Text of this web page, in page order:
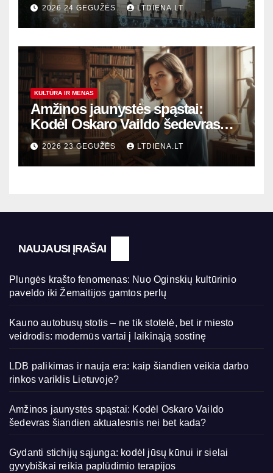
2026 24 GEGUŽĖS LTDIENA.LT
KULTŪRA IR MENAS
Amžinos jaunystės spąstai:
Kodėl Oskaro Vaildo šedevras
šiandien aktualesnis nei bet
kada?
2026 23 GEGUŽĖS LTDIENA.LT
NAUJAUSI ĮRAŠAI
Plungės krašto fenomenas: Nuo Oginskių kultūrinio
paveldo iki Žemaitijos gamtos perlų
Kauno autobusų stotis – ne tik stotelė, bet ir miesto
veidrodis: modernūs vartai į laikinąją sostinę
LDB palikimas ir nauja era: kaip šiandien veikia darbo
rinkos variklis Lietuvoje?
Amžinos jaunystės spąstai: Kodėl Oskaro Vaildo
šedevras šiandien aktualesnis nei bet kada?
Gydanti stichijų sąjunga: kodėl jūsų kūnui ir sielai
gyvybiškai reikia paplūdimio terapijos